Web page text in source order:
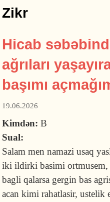
Zikr
Hicab
ağrıları
başımı
19.06.2026
Kimdən:B
Sual:
Salam men namazi usaq
iki ildirki basimi ortmusem,
bagli qalarsa gergin bas
acan kimi rahatlasir, ustelik